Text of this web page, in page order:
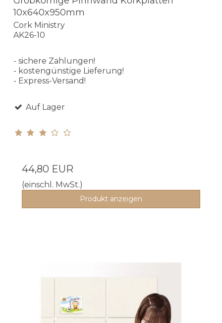
10x640x950mm
Cork Ministry
AK26-10
- sichere Zahlungen!
- kostengünstige Lieferung!
- Express-Versand!
Auf Lager
44,80 EUR
(einschl. MwSt.)
Produkt anzeigen